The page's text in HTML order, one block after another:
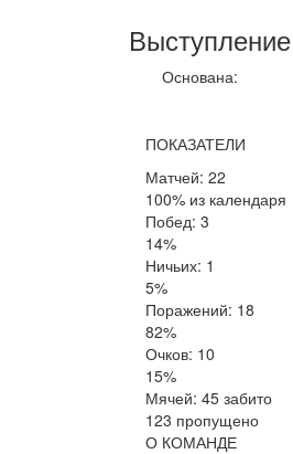
Выступление
Основана:
ПОКАЗАТЕЛИ
Матчей: 22
100% из календаря
Побед: 3
14%
Ничьих: 1
5%
Поражений: 18
82%
Очков: 10
15%
Мячей: 45 забито
123 пропущено
О КОМАНДЕ